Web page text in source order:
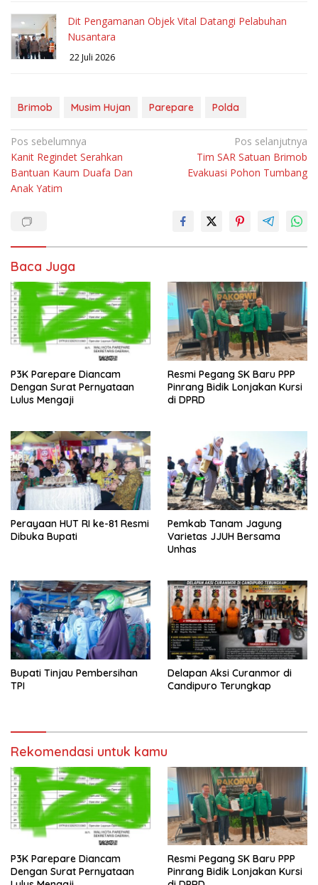
Dit Pengamanan Objek Vital Datangi Pelabuhan
Nusantara
22 Juli 2026
Brimob Musim Hujan Parepare Polda
Navigasi
pos
Pos sebelumnya
Kanit Regindet Serahkan
Bantuan Kaum Duafa Dan
Anak Yatim
Pos selanjutnya
Tim SAR Satuan Brimob
Evakuasi Pohon Tumbang
Baca Juga
P3K Parepare Diancam
Dengan Surat Pernyataan
Lulus Mengaji
Resmi Pegang SK Baru PPP
Pinrang Bidik Lonjakan Kursi
di DPRD
Perayaan HUT RI ke-81 Resmi
Dibuka Bupati
Pemkab Tanam Jagung
Varietas JJUH Bersama
Unhas
Bupati Tinjau Pembersihan
TPI
Delapan Aksi Curanmor di
Candipuro Terungkap
Rekomendasi untuk kamu
P3K Parepare Diancam
Dengan Surat Pernyataan
Resmi Pegang SK Baru PPP
Pinrang Bidik Lonjakan Kursi